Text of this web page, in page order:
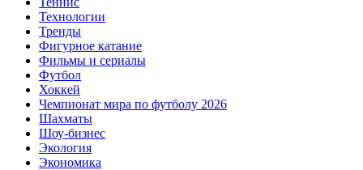
Технологии
Тренды
Фигурное катание
Фильмы и сериалы
Футбол
Хоккей
Чемпионат мира по футболу 2026
Шахматы
Шоу-бизнес
Экология
Экономика